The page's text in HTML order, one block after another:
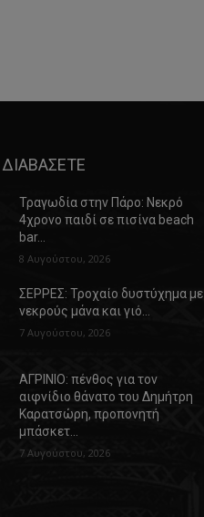
Τραγωδία στην Πάρο: Νεκρό
4χρονο παιδί σε πισίνα beach
bar…
8 Αυγούστου, 2026
ΣΕΡΡΕΣ: Τροχαίο δυστύχημα με
νεκρούς μάνα και γιό…
7 Αυγούστου, 2026
ΑΓΡΙΝΙΟ: πένθος για τον
αιφνίδιο θάνατο του Δημήτρη
Καρατσώρη, προπονητή
μπάσκετ…
7 Αυγούστου, 2026